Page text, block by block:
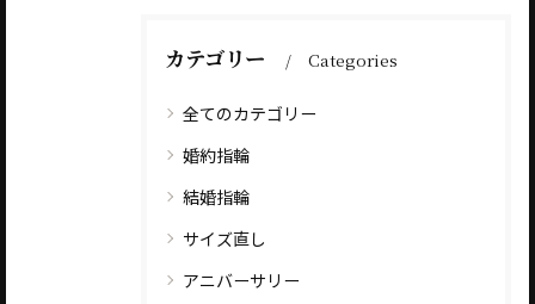
カテゴリー Categories
全てのカテゴリー
婚約指輪
結婚指輪
サイズ直し
アニバーサリー